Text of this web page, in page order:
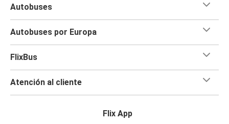
Autobuses
Autobuses por Europa
FlixBus
Atención al cliente
Flix App